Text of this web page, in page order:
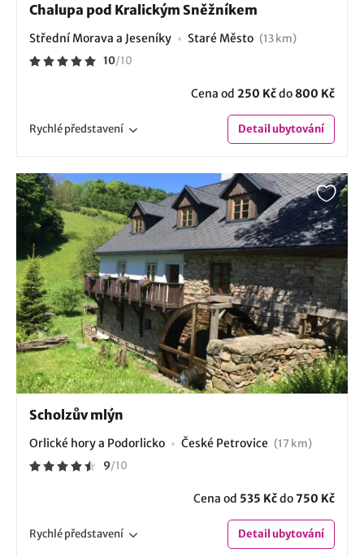
Chalupa pod Kralickým Sněžníkem
Střední Morava a Jeseníky Staré Město (13 km)
10/10
Cena od 250 Kčdo 800 Kč
Rychlépředstavení Detailubytování
Scholzův mlýn
Orlické hory a Podorlicko České Petrovice (17 km)
9/10
Cena od 535 Kčdo750 Kč
Rychlépředstavení Detailubytování